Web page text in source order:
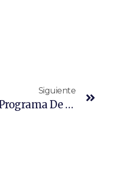
Siguiente
Programa De Desarrollo Logístico Participó En El Seminario “El Desafío De Abastecer El País: Una Mirada Transversal Al Futuro De La Cadena Alimentaria” “que Fue Organizado Por “Wins Chile” Women In Supply Chain Y La Universidad Pontificia Universidad Católica De Valparaíso